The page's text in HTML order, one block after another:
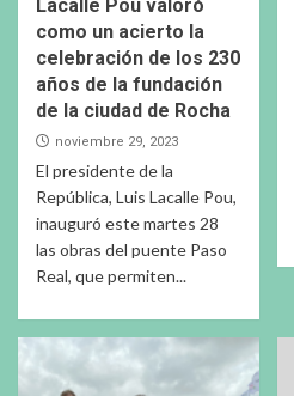
Lacalle Pou valoró
como un acierto la
celebración de los 230
años de la fundación
de la ciudad de Rocha
noviembre 29, 2023
El presidente de la
República, Luis Lacalle Pou,
inauguró este martes 28
las obras del puente Paso
Real, que permiten...